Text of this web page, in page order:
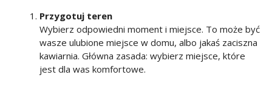
Przygotuj teren
Wybierz odpowiedni moment i miejsce. To może być
wasze ulubione miejsce w domu, albo jakaś zaciszna
kawiarnia. Główna zasada: wybierz miejsce, które
jest dla was komfortowe.